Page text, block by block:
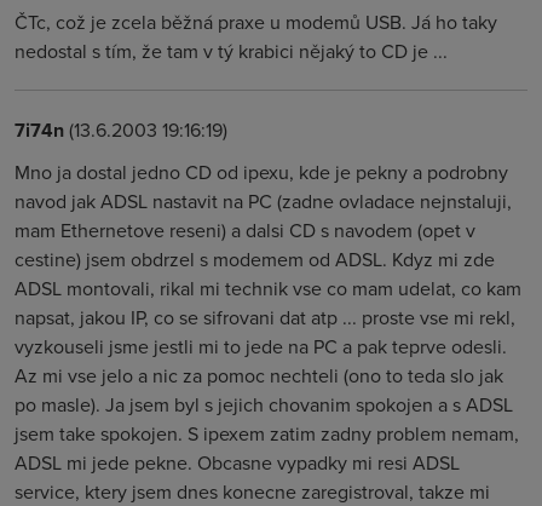
ČTc, což je zcela běžná praxe u modemů USB. Já ho taky
nedostal s tím, že tam v tý krabici nějaký to CD je ...
7i74n(13.6.2003 19:16:19)
Mno ja dostal jedno CD od ipexu, kde je pekny a podrobny
navod jak ADSL nastavit na PC (zadne ovladace nejnstaluji,
mam Ethernetove reseni) a dalsi CD s navodem (opet v
cestine) jsem obdrzel s modemem od ADSL. Kdyz mi zde
ADSL montovali, rikal mi technik vse co mam udelat, co kam
napsat, jakou IP, co se sifrovani dat atp ... proste vse mi rekl,
vyzkouseli jsme jestli mi to jede na PC a pak teprve odesli.
Az mi vse jelo a nic za pomoc nechteli (ono to teda slo jak
po masle). Ja jsem byl s jejich chovanim spokojen a s ADSL
jsem take spokojen. S ipexem zatim zadny problem nemam,
ADSL mi jede pekne. Obcasne vypadky mi resi ADSL
service, ktery jsem dnes konecne zaregistroval, takze mi